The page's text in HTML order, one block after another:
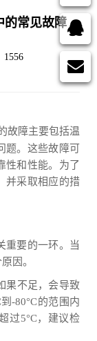
的常见故障
1556
故障主要包括温
。这些故障可
性和性能。为了
并采取相应的措
要的一环。当
因。
不足，会导致
-80°C的范围内
过5°C，建议检